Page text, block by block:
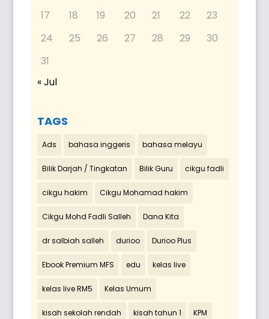
17
18 19 20 21 22
23
24
25 26 27 28 29
30
31
« Jul
TAGS
Ads bahasa inggeris bahasa melayu
Bilik Darjah / Tingkatan Bilik Guru cikgu fadli
cikgu hakim Cikgu Mohamad hakim
Cikgu Mohd Fadli Salleh Dana Kita
dr salbiah salleh durioo Durioo Plus
Ebook Premium MFS edu kelas live
kelas live RM5 Kelas Umum
kisah sekolah rendah kisah tahun 1 KPM